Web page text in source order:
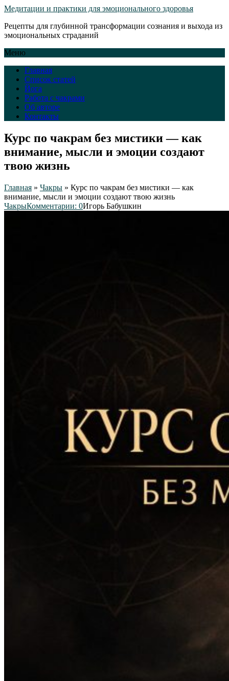
Медитации и практики для эмоционального здоровья
Рецепты для глубинной трансформации сознания и выхода из
эмоциональных страданий
Меню
Главная
Список статей
Йога
Работа с чакрами
Об авторе
Контакты
Курс по чакрам без мистики — как
внимание, мысли и эмоции создают
твою жизнь
Главная » Чакры » Курс по чакрам без мистики — как
внимание, мысли и эмоции создают твою жизнь
ЧакрыКомментарии: 0Игорь Бабушкин